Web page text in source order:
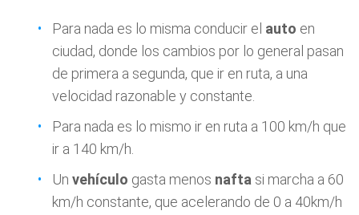
Para nada es lo misma conducir el auto en
ciudad, donde los cambios por lo general pasan
de primera a segunda, que ir en ruta, a una
velocidad razonable y constante.
Para nada es lo mismo ir en ruta a 100 km/h que
ir a 140 km/h.
Un vehículo gasta menos nafta si marcha a 60
km/h constante, que acelerando de 0 a 40km/h